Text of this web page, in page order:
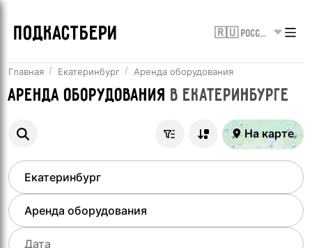
ПОДКАСТБЕРИ 🇷🇺 Россия
Главная Екатеринбург Аренда оборудования
Аренда оборудования в Екатеринбурге
На карте